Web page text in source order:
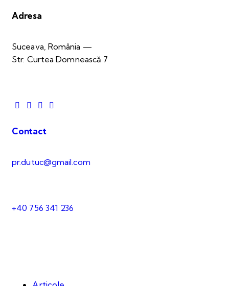
Adresa
Suceava, România —
Str. Curtea Domnească 7
Contact
pr.dutuc@gmail.com
+40 756 341 236